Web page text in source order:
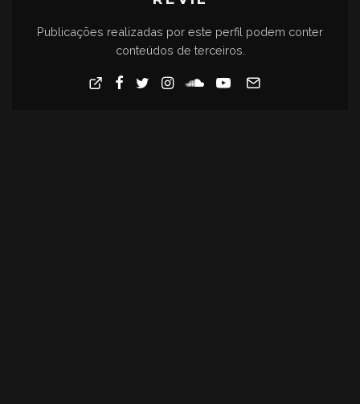
Publicações realizadas por este perfil podem conter
conteúdos de terceiros.